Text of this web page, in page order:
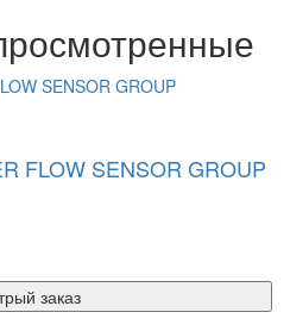
FLOW SENSOR GROUP
заказ